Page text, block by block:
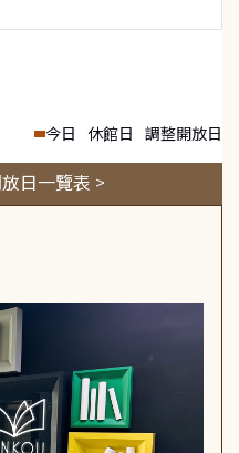
今日 休館日 調整開放日
日一覽表 >